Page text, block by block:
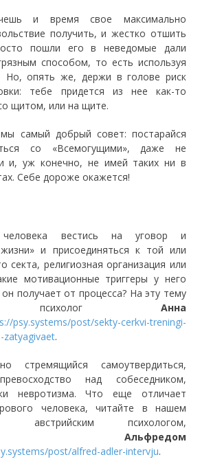
и время свое максимально
получить, и жестко отшить
пошли его в неведомые дали
способом, то есть используя
Но, опять же, держи в голове риск
тебе придется из нее как-то
щитом, или на щите.
самый добрый совет: постарайся
со «Всемогущими», даже не
и, уж конечно, не имей таких ни в
Себе дороже окажется!
вестись на уговор и
и присоединяться к той или
секта, религиозная организация или
мотивационные триггеры у него
получает от процесса? На эту тему
психолог Анна
psy.systems/post/sekty-cerkvi-treningi-
zatyagivaet.
стремящийся самоутвердиться,
над собеседником,
невротизма. Что еще отличает
человека, читайте в нашем
австрийским психологом,
Альфредом
post/alfred-adler-intervju.